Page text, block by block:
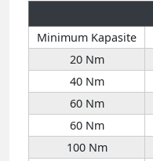
Minimum Kapasite
20 Nm
40 Nm
60 Nm
60 Nm
100 Nm